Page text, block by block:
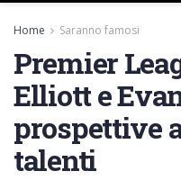
Home Saranno famosi
Premier
Elliott e
prospettive
talenti